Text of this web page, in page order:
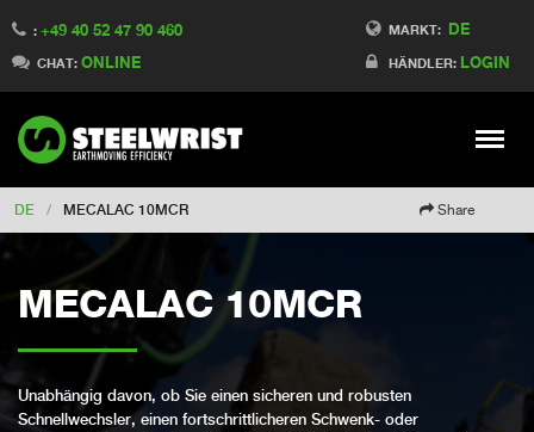
MARKT: DE
HÄNDLER: LOGIN
: +49 40 52 47 90 460
CHAT: ONLINE
Meny
Switch to Finland
Switch to Denmark
Switch to China
Switch to Australia
Change market
DE / MECALAC 10MCR Share
MECALAC 10MCR
Unabhängig davon, ob Sie einen sicheren und robusten
Schnellwechsler, einen fortschrittlicheren Schwenk- oder